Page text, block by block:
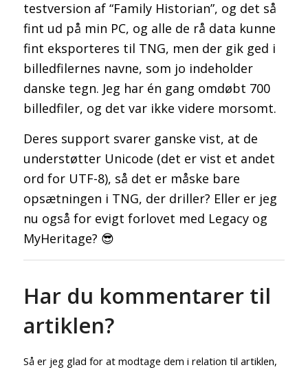
testversion af “Family Historian”, og det så
fint ud på min PC, og alle de rå data kunne
fint eksporteres til TNG, men der gik ged i
billedfilernes navne, som jo indeholder
danske tegn. Jeg har én gang omdøbt 700
billedfiler, og det var ikke videre morsomt.
Deres support svarer ganske vist, at de
understøtter Unicode (det er vist et andet
ord for UTF-8), så det er måske bare
opsætningen i TNG, der driller? Eller er jeg
nu også for evigt forlovet med Legacy og
MyHeritage? 😎
Har du kommentarer til
artiklen?
Så er jeg glad for at modtage dem i relation til artiklen,